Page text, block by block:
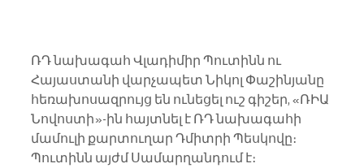
ՌԴ նախագահ Վլադիմիր Պուտինն ու
Հայաստանի վարչապետ Նիկոլ Փաշինյանը
հեռախոսազրույց են ունեցել ուշ գիշեր, «ՌԻԱ
Նովոստի»-ին հայտնել է ՌԴ նախագահի
մամուլի քարտուղար Դմիտրի Պեսկովը։
Պուտինն այժմ Սամարղանդում է։